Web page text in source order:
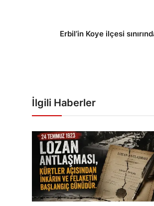
Erbil’in Koye ilçesi
İlgili Haberler